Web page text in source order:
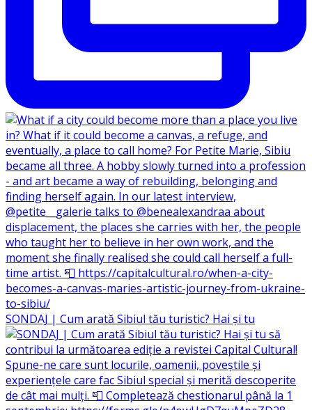
SONDAJ | Cum arată Sibiul tău turistic? Hai și tu